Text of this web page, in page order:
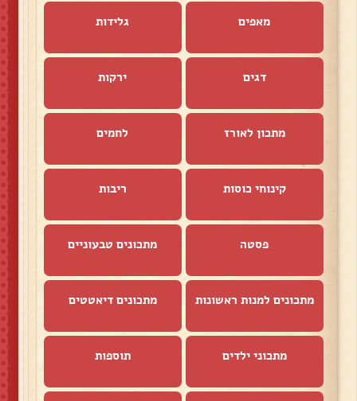
מאפים גלידות
דגים ירקות
מתכון לאורז לחמים
קינוחי כוסות ריבות
פסטה מתכונים טבעוניים
מתכונים למנות ראשונות מתכונים דיאטטים
מתכוני ילדים תוספות